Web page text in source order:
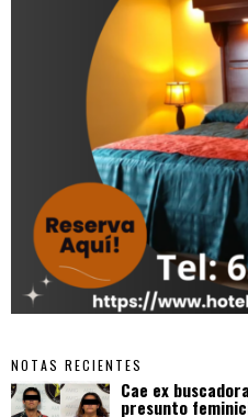
NOTAS RECIENTES
Cae ex
presunto